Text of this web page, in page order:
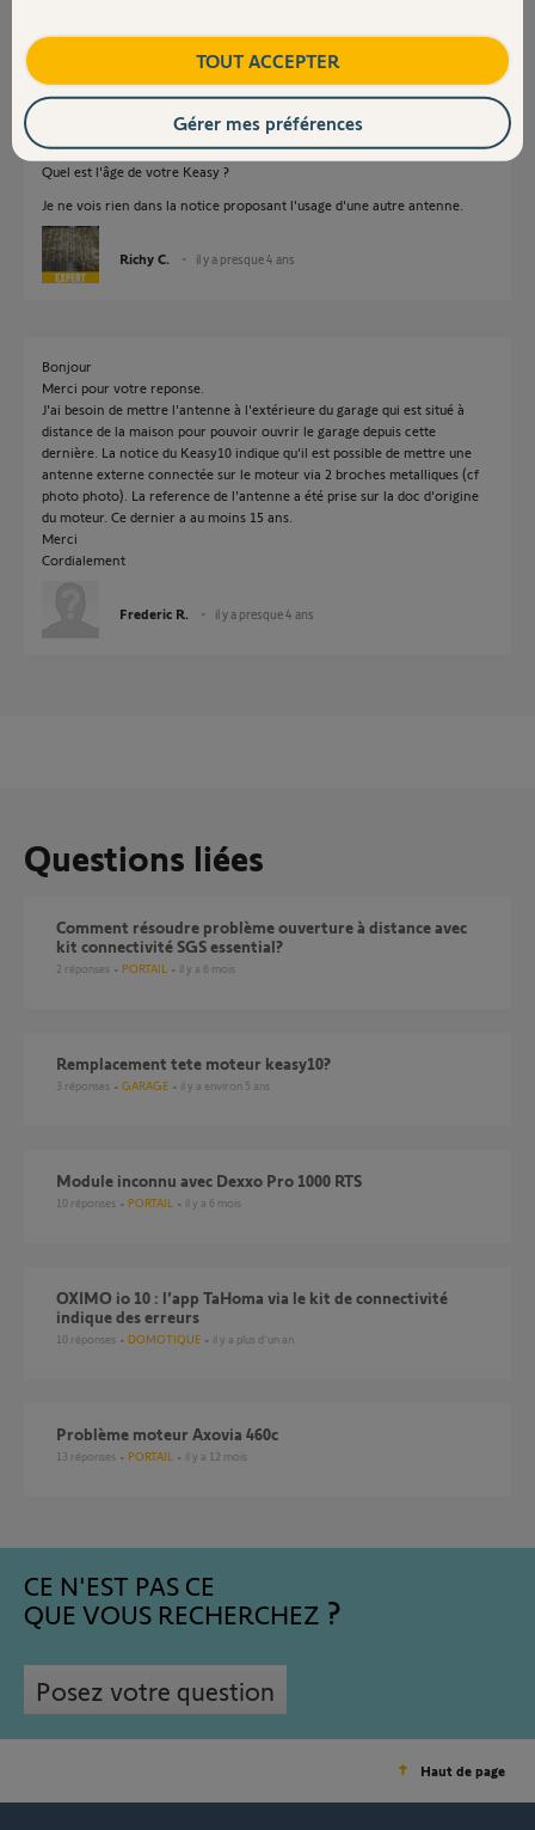
Il est rarement, presque jamais, nécessaire de mettre une autre antenne.
Pourquoi vouloir équiper votre appareil d'une antenne externe ?
Quel est l'âge de votre Keasy ?
Je ne vois rien dans la notice proposant l'usage d'une autre antenne.
Richy C. il y a presque 4 ans
Bonjour
Merci pour votre reponse.
J'ai besoin de mettre l'antenne à l'extérieure du garage qui est situé à
distance de la maison pour pouvoir ouvrir le garage depuis cette
dernière. La notice du Keasy10 indique qu'il est possible de mettre une
antenne externe connectée sur le moteur via 2 broches metalliques (cf
photo photo). La reference de l'antenne a été prise sur la doc d'origine
du moteur. Ce dernier a au moins 15 ans.
Merci
Cordialement
Frederic R. il y a presque 4 ans
Questions liées
Comment résoudre problème ouverture à distance avec
kit connectivité SGS essential?
2 réponses PORTAIL il y a 6 mois
remplacement tete moteur keasy10?
3 réponses GARAGE il y a environ 5 ans
Module inconnu avec Dexxo Pro 1000 RTS
10 réponses PORTAIL il y a 6 mois
OXIMO io 10 : l’app TaHoma via le kit de connectivité
indique des erreurs
10 réponses DOMOTIQUE il y a plus d'un an
Problème moteur Axovia 460c
13 réponses PORTAIL il y a 12 mois
CE N'EST PAS CE
QUE VOUS RECHERCHEZ
Posez votre question
Haut de page
TOUT ACCEPTER
Gérer mes préférences